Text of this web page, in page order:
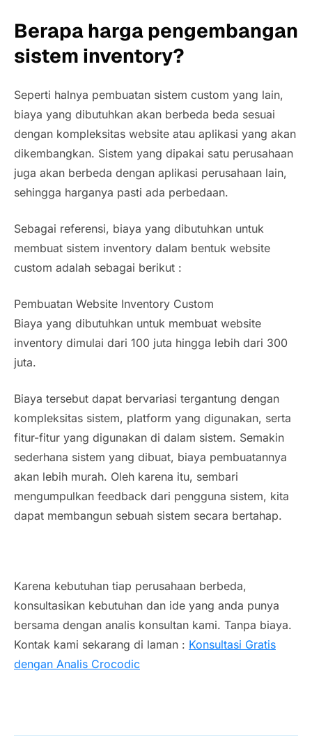
Berapa harga pengembangan
sistem inventory?
Seperti halnya pembuatan sistem custom yang lain,
biaya yang dibutuhkan akan berbeda beda sesuai
dengan kompleksitas website atau aplikasi yang akan
dikembangkan. Sistem yang dipakai satu perusahaan
juga akan berbeda dengan aplikasi perusahaan lain,
sehingga harganya pasti ada perbedaan.
Sebagai referensi, biaya yang dibutuhkan untuk
membuat sistem inventory dalam bentuk website
custom adalah sebagai berikut :
Pembuatan Website Inventory Custom
Biaya yang dibutuhkan untuk membuat website
inventory dimulai dari 100 juta hingga lebih dari 300
juta.
Biaya tersebut dapat bervariasi tergantung dengan
kompleksitas sistem, platform yang digunakan, serta
fitur-fitur yang digunakan di dalam sistem. Semakin
sederhana sistem yang dibuat, biaya pembuatannya
akan lebih murah. Oleh karena itu, sembari
mengumpulkan feedback dari pengguna sistem, kita
dapat membangun sebuah sistem secara bertahap.
Karena kebutuhan tiap perusahaan berbeda,
konsultasikan kebutuhan dan ide yang anda punya
bersama dengan analis konsultan kami. Tanpa biaya.
Kontak kami sekarang di laman : Konsultasi Gratis
dengan Analis Crocodic